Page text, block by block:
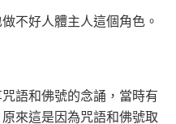
不好人體主人這個角色。
語和佛號的念誦，當時有
來這是因為咒語和佛號取